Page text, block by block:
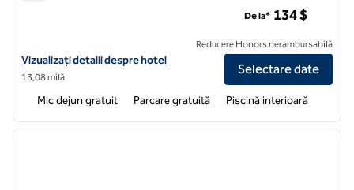
Vizualizați detaliile hotelului Hampton Inn Eden Prairie Minneapolis
Vizualizați detalii despre hotel
13,08 milă
De la* 134 $
Reducere Honors nerambursabilă
Selectare date
Mic dejun gratuit Parcare gratuită Piscină interioară
1 din 12